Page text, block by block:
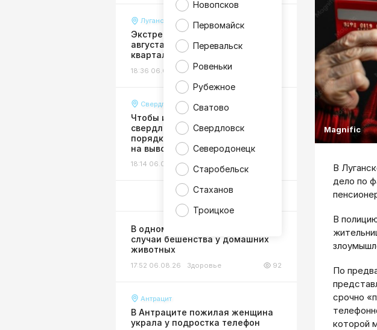
Новопсков
Первомайск
Перевальск
Ровеньки
Рубежное
Сватово
Свердловск
Северодонецк
Старобельск
Стаханов
Троицкое
Луганск
Экстренное отключение воды 6
августа затронуло многие
кварталы и улицы Луганска
18:36 06.08.26 Жизнь
Свердловск
Чтобы избежать долгов:
свердловчан призвали в срочном
порядке оформить договоры
на вывоз мусора
18:14 06.08.26 Жизнь
В одном из районов ЛНР выявили
случаи бешенства у домашних
животных
17:52 06.08.26 Здоровье 92
Антрацит
В Антраците пожилая женщина
украла у подростка телефон
Magnific
В
дело по
В
По
срочно
которой